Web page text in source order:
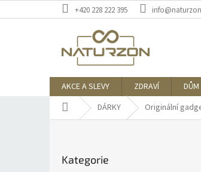
na
+420 228 222 395
AKCE A SLEVY ZDRAVÍ
Domů DÁRKY Originální
kategorie
Kategorie